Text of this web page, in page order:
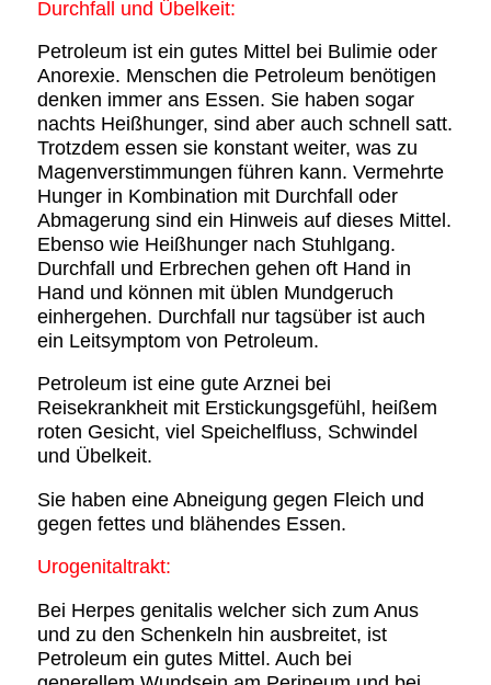
Durchfall und Übelkeit:
Petroleum ist ein gutes Mittel bei Bulimie oder
Anorexie. Menschen die Petroleum benötigen
denken immer ans Essen. Sie haben sogar
nachts Heißhunger, sind aber auch schnell satt.
Trotzdem essen sie konstant weiter, was zu
Magenverstimmungen führen kann. Vermehrte
Hunger in Kombination mit Durchfall oder
Abmagerung sind ein Hinweis auf dieses Mittel.
Ebenso wie Heißhunger nach Stuhlgang.
Durchfall und Erbrechen gehen oft Hand in
Hand und können mit üblen Mundgeruch
einhergehen. Durchfall nur tagsüber ist auch
ein Leitsymptom von Petroleum.
Petroleum ist eine gute Arznei bei
Reisekrankheit mit Erstickungsgefühl, heißem
roten Gesicht, viel Speichelfluss, Schwindel
und Übelkeit.
Sie haben eine Abneigung gegen Fleich und
gegen fettes und blähendes Essen.
Urogenitaltrakt:
Bei Herpes genitalis welcher sich zum Anus
und zu den Schenkeln hin ausbreitet, ist
Petroleum ein gutes Mittel. Auch bei